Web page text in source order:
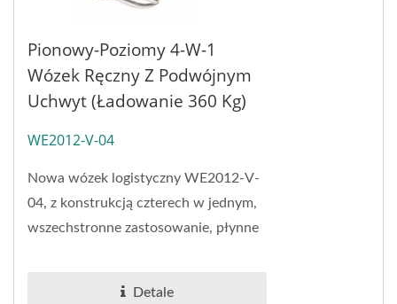
Pionowy-Poziomy 4-W-1
Wózek Ręczny Z Podwójnym
Uchwyt (Ładowanie 360 Kg)
WE2012-V-04
Nowa wózek logistyczny WE2012-V-
04, z konstrukcją czterech w jednym,
wszechstronne zastosowanie, płynne
Detale